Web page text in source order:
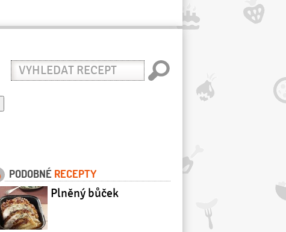
Vyhledat
recept
PODOBNÉ RECEPTY
Plněný bůček